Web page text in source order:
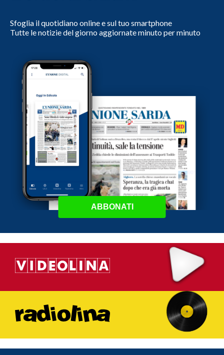
Sfoglia il quotidiano online e sul tuo smartphone
Tutte le notizie del giorno aggiornate minuto per minuto
ABBONATI